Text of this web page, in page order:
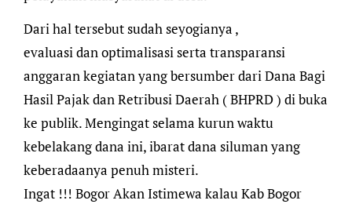
Dari hal tersebut sudah seyogianya ,
evaluasi dan optimalisasi serta transparansi
anggaran kegiatan yang bersumber dari Dana Bagi
Hasil Pajak dan Retribusi Daerah ( BHPRD ) di buka
ke publik. Mengingat selama kurun waktu
kebelakang dana ini, ibarat dana siluman yang
keberadaanya penuh misteri.
Ingat !!! Bogor Akan Istimewa kalau Kab Bogor